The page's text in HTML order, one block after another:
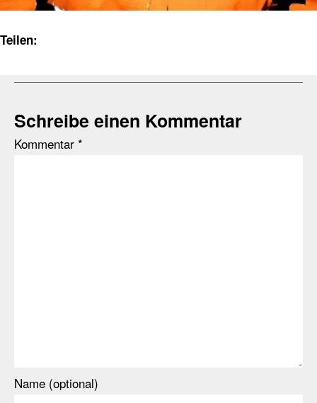
Teilen:
Schreibe einen Kommentar
Kommentar *
Name (optional)